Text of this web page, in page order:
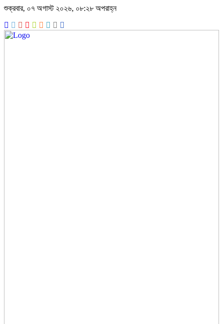
শুক্রবার, ০৭ অগাস্ট ২০২৬, ০৮:২৮ অপরাহ্ন